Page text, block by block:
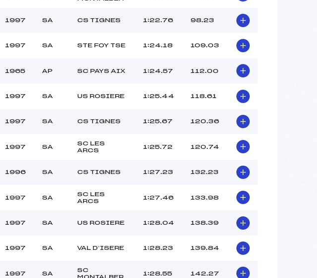
Ouvreurs C :
-2
1997 SA CS TIGNES 1:22.76 98.23
1997 SA STE FOY TSE 1:24.18 109.03
1965 AP SC PAYS AIX 1:24.57 112.00
1997 SA US ROSIERE 1:25.44 118.61
1997 SA CS TIGNES 1:25.67 120.36
1997 SA
SC LES
ARCS
1:25.72 120.74
1996 SA CS TIGNES 1:27.23 132.23
1997 SA
SC LES
ARCS
1:27.46 133.98
1997 SA US ROSIERE 1:28.04 138.39
1997 SA VAL D’ISERE 1:28.23 139.84
1997 SA
SC
1:28.55 142.27